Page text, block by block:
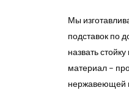
Мы
подставок по
назвать
материал –
нержавеющей